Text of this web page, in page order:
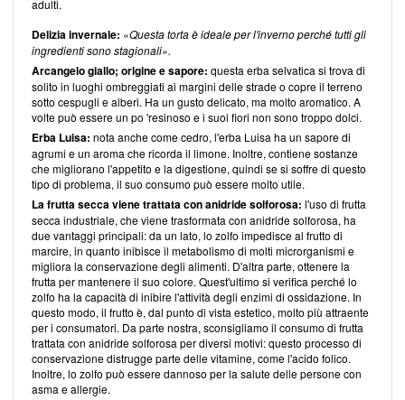
adulti.
Delizia invernale: «Questa torta è ideale per l'inverno perché tutti gli
ingredienti sono stagionali».
Arcangelo giallo; origine e sapore: questa erba selvatica si trova di
solito in luoghi ombreggiati ai margini delle strade o copre il terreno
sotto cespugli e alberi. Ha un gusto delicato, ma molto aromatico. A
volte può essere un po 'resinoso e i suoi fiori non sono troppo dolci.
Erba Luisa: nota anche come cedro, l'erba Luisa ha un sapore di
agrumi e un aroma che ricorda il limone. Inoltre, contiene sostanze
che migliorano l'appetito e la digestione, quindi se si soffre di questo
tipo di problema, il suo consumo può essere molto utile.
La frutta secca viene trattata con anidride solforosa: l'uso di frutta
secca industriale, che viene trasformata con anidride solforosa, ha
due vantaggi principali: da un lato, lo zolfo impedisce al frutto di
marcire, in quanto inibisce il metabolismo di molti microrganismi e
migliora la conservazione degli alimenti. D'altra parte, ottenere la
frutta per mantenere il suo colore. Quest'ultimo si verifica perché lo
zolfo ha la capacità di inibire l'attività degli enzimi di ossidazione. In
questo modo, il frutto è, dal punto di vista estetico, molto più attraente
per i consumatori. Da parte nostra, sconsigliamo il consumo di frutta
trattata con anidride solforosa per diversi motivi: questo processo di
conservazione distrugge parte delle vitamine, come l'acido folico.
Inoltre, lo zolfo può essere dannoso per la salute delle persone con
asma e allergie.